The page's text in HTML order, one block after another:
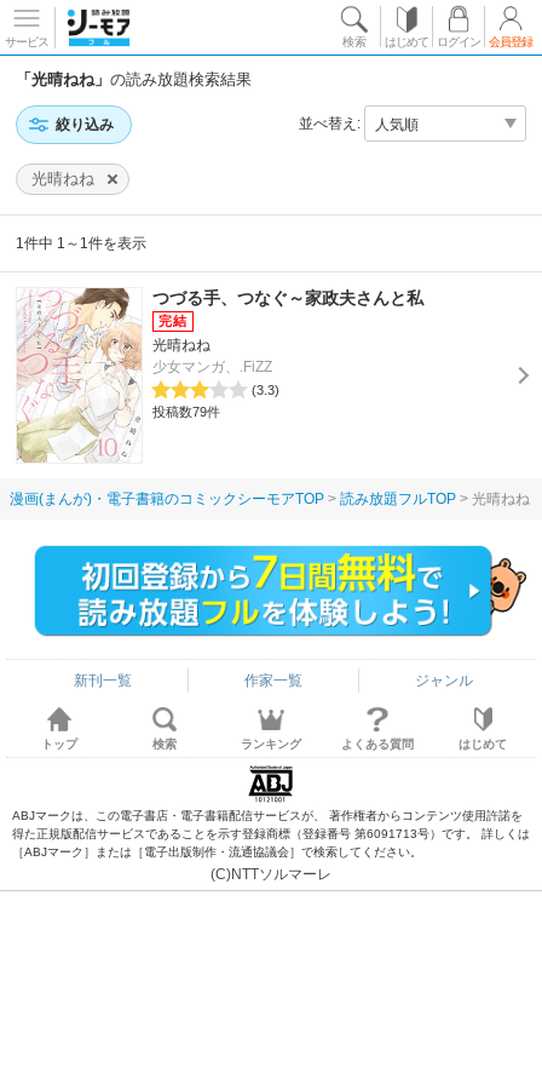
サービス 検索 はじめて ログイン 会員登録
「光晴ねね」の読み放題検索結果
絞り込み 並べ替え:
光晴ねね
1件中 1～1件を表示
つづる手、つなぐ～家政夫さんと私
光晴ねね
少女マンガ、.FiZZ
(3.3)
投稿数79件
漫画(まんが)・電子書籍のコミックシーモアTOP 読み放題フルTOP 光晴ねね
新刊一覧 作家一覧 ジャンル
トップ 検索 ランキング よくある質問 はじめて
ABJマークは、この電子書店・電子書籍配信サービスが、 著作権者からコンテンツ使用許諾を
得た正規版配信サービスであることを示す登録商標（登録番号 第6091713号）です。 詳しくは
［ABJマーク］または［電子出版制作・流通協議会］で検索してください。
(C)NTTソルマーレ